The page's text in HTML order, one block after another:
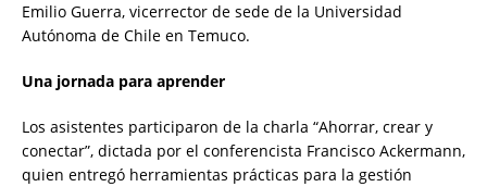
Emilio Guerra, vicerrector de sede de la Universidad
Autónoma de Chile en Temuco.
Una jornada para aprender
Los asistentes participaron de la charla “Ahorrar, crear y
conectar”, dictada por el conferencista Francisco Ackermann,
quien entregó herramientas prácticas para la gestión